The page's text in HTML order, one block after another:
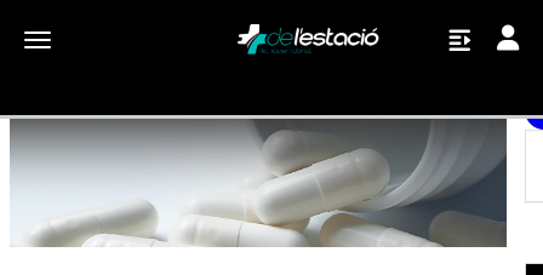
Toggle navigation